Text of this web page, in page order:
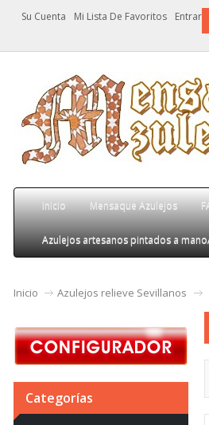
Su Cuenta Mi Lista De Favoritos Entrar
Inicio Mensaque Azulejos
Azulejos artesanos pintados a mano
Inicio Azulejos relieve Sevillanos
Categorías